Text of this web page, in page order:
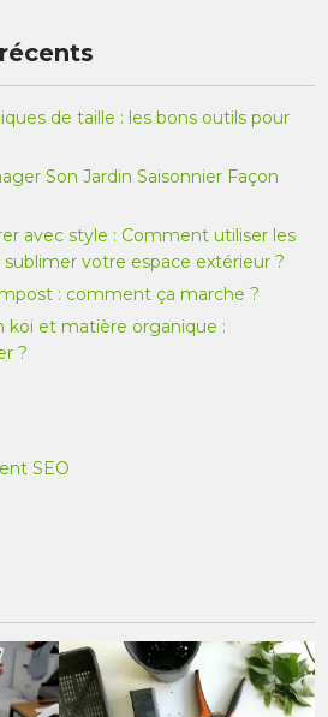
de taille : les bons outils pour
Son Jardin Saisonnier Façon
avec style : Comment utiliser les
votre espace extérieur ?
: comment ça marche ?
koi et matière organique :
?
SEO